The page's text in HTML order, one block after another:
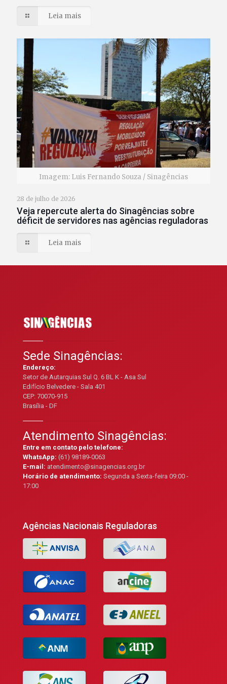
Leia mais
Imagem: Luis Fernando Souza / Sinagências
28 de julho de 2026
Veja repercute alerta do Sinagências sobre
déficit de servidores nas agências reguladoras
Leia mais
Sede Sinagências:
Endereço:
Setor de Autarquias Sul Q. 6 BL K - Asa Sul
Edifício Belvedere - Sala 401
CEP: 70070-915
Brasília - DF
Atendimento Sinagências:
Entre em contato pelo telefone:
WhatsApp:(61) 98189-0063
E-mail:atendimento@sinagencias.org.br
Horário de atendimento:Segunda a Sexta-feira 09:00 -
17:00
Agências Nacionais Reguladoras